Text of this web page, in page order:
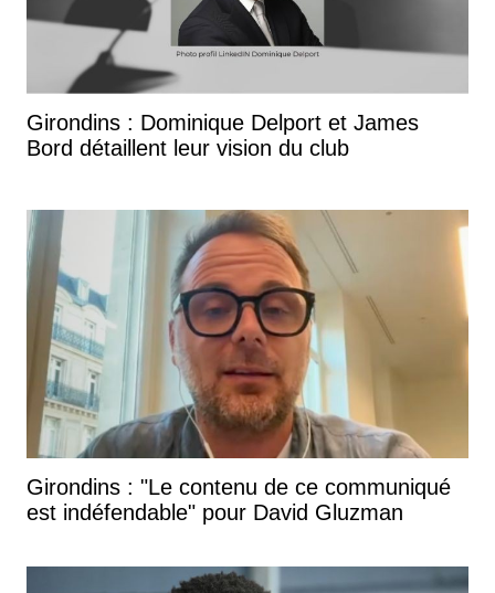
Girondins : Dominique Delport et James
Bord détaillent leur vision du club
Girondins : "Le contenu de ce communiqué
est indéfendable" pour David Gluzman